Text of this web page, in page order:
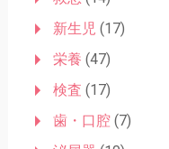
新生児 (17)
栄養 (47)
検査 (17)
歯・口腔(7)